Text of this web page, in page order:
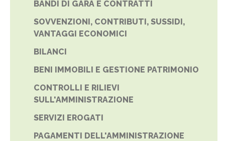
BANDI DI GARA E CONTRATTI
SOVVENZIONI, CONTRIBUTI, SUSSIDI,
VANTAGGI ECONOMICI
BILANCI
BENI IMMOBILI E GESTIONE PATRIMONIO
CONTROLLI E RILIEVI
SULL'AMMINISTRAZIONE
SERVIZI EROGATI
PAGAMENTI DELL'AMMINISTRAZIONE